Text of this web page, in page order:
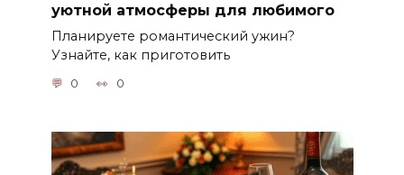
уютной атмосферы для любимого
Планируете романтический ужин?
Узнайте, как приготовить
0 0